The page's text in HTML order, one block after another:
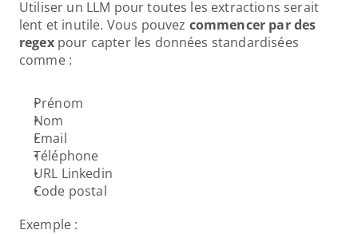
Utiliser un LLM pour toutes les extractions serait
lent et inutile. Vous pouvez commencer par des
regex pour capter les données standardisées
comme :
Prénom
Nom
Email
Téléphone
URL Linkedin
Code postal
Exemple :